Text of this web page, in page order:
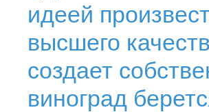
идеей
высшего
создает
виноград